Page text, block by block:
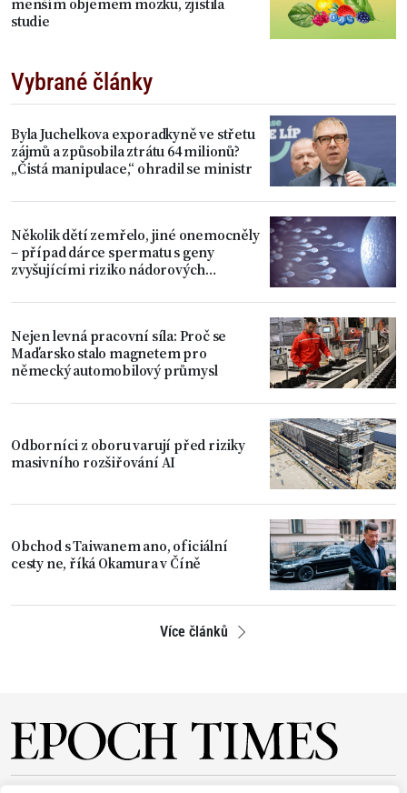
studie
Vybrané články
Byla Juchelkova exporadkyně ve střetu
zájmů a způsobila ztrátu 64 milionů?
„Čistá manipulace,“ ohradil se ministr
Několik dětí zemřelo, jiné onemocněly
– případ dárce spermatu s geny
zvyšujícími riziko nádorových
Nejen levná pracovní síla: Proč se
Maďarsko stalo magnetem pro
německý automobilový průmysl
Odborníci z oboru varují před riziky
masivního rozšiřování AI
Obchod s Taiwanem ano, oficiální
cesty ne, říká Okamura v Číně
Více článků